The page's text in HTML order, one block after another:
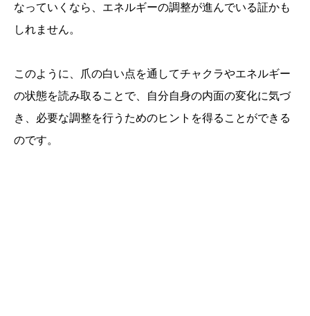
なっていくなら、エネルギーの調整が進んでいる証かも
しれません。
このように、爪の白い点を通してチャクラやエネルギー
の状態を読み取ることで、自分自身の内面の変化に気づ
き、必要な調整を行うためのヒントを得ることができる
のです。